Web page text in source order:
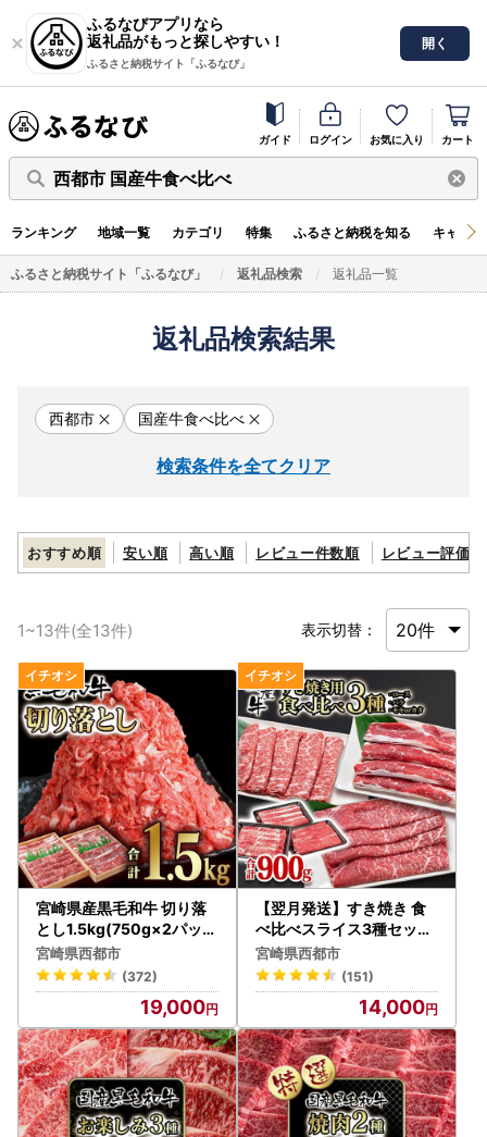
ふるなびアプリなら
返礼品がもっと探しやすい！
ふるさと納税サイト「ふるなび」
開く
ガイド ログイン お気に入り カート
西都市 国産牛食べ比べ
ランキング 地域一覧 カテゴリ 特集 ふるさと納税を知る キャン
ふるさと納税サイト「ふるなび」 返礼品検索 返礼品一覧
返礼品検索結果
西都市 国産牛食べ比べ
検索条件を全てクリア
おすすめ順 安い順 高い順 レビュー件数順 レビュー評価順
1~13件(全13件) 表示切替：
宮崎県産黒毛和牛 切り落
とし1.5kg(750g×2パック
） 有田牧場 食べ比べ
モモ バラ 国産牛肉＜14-2
3a＞
宮崎県西都市
(372)
19,000
【翌月発送】すき焼き 食
べ比べスライス3種セット
900g ロース バラ モモor
カタ 国産牛肉 有田牧場＜1
4-10a＞
宮崎県西都市
(151)
14,000